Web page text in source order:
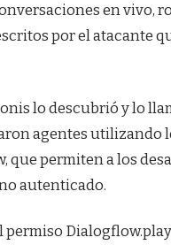
en vivo,
por el atacante
lo descubrió y lo
agentes utilizando
que permiten a los
autenticado.
permiso